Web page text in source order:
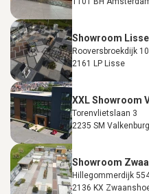
Showroom Lisse
Rooversbroekdijk
2161 LP Lisse
XXL Showroom
Torenvlietslaan 3
2235 SM
Showroom
Hillegommerdijk
2136 KX